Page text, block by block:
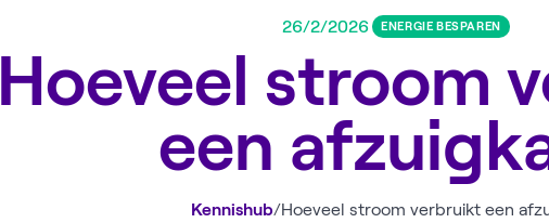
26/2/2026 ENERGIE BESPAREN
Hoeveel stroom
een
Kennishub/Hoeveel stroom verbruikt een